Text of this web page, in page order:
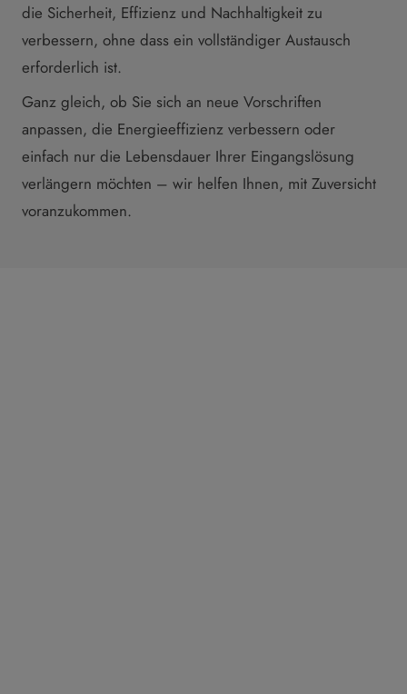
die Sicherheit, Effizienz und Nachhaltigkeit zu
verbessern, ohne dass ein vollständiger Austausch
erforderlich ist.
Ganz gleich, ob Sie sich an neue Vorschriften
anpassen, die Energieeffizienz verbessern oder
einfach nur die Lebensdauer Ihrer Eingangslösung
verlängern möchten – wir helfen Ihnen, mit Zuversicht
voranzukommen.